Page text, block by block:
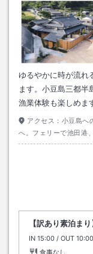
ゆるやかに時が流れ
ます。小豆島三都半
漁業体験も楽しめま
アクセス： 小豆島へ
へ。フェリーで池田港
山港からフェリーで
【訳あり素泊ま
IN チェックイン
15:00 / OUT チェ
10:00
食事なし